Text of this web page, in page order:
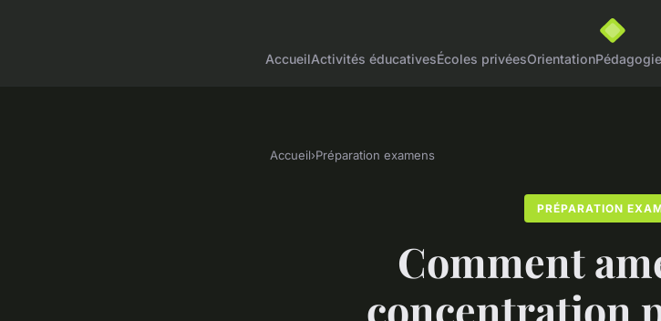
AccueilActivités éducativesÉcoles privéesOrientation
Accueil›Préparation examens
PRÉPARATION
Comment
concentration